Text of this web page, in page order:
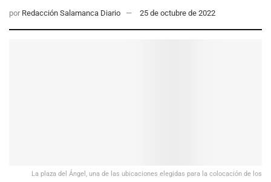
por Redacción Salamanca Diario 25 de octubre de 2022
La plaza del Ángel, una de las ubicaciones elegidas para la colocación de los